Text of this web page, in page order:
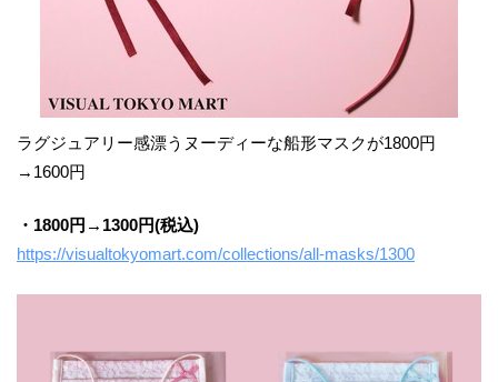
ラグジュアリー感漂うヌーディーな船形マスクが1800円
→1600円
・1800円→1300円(税込)
https://visualtokyomart.com/collections/all-masks/1300